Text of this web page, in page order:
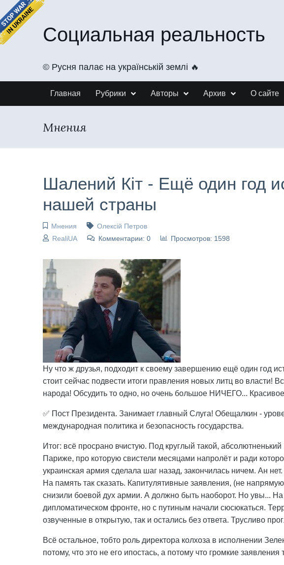
Социальная реальность
©️ Русня палає на українській землі 🔥
Главная Рубрики Авторы Архив О сайте
Мнения
Шалений Кіт - Ещё один год
нашей страны
Мнения
Олексій Петров
RealiUA
Комментарии: 0 Просмотров: 1598
Ну что ж друзья, подходит к своему завершению ещё один год
стоит сейчас подвести итоги правления новых литц во власти!
народа! Обсудить то одно, но очень большое НИЧЕГО... Красивое
✅ Пост Президента. Занимает главный Слуга! Обещалкин -
международная политика и безопасность государства.
Итог: всё просрано вчистую. Под круглый такой,
Париже, про которую свистели месяцами напролёт и ради
украинская армия сделала шаг назад, закончилась ничем. Ан
На память так сказать. Капитулятивные заявления, (не
снизили боевой дух армии. А должно быть наоборот. Но увы...
дипломатическом фронте, но с путиным начали сюсюкаться.
озвученные в открытую, так и остались без ответа. Трусливо
Всё остальное, тобто роль директора колхоза в исполнении
потому, что это не его ипостась, а потому что громкие